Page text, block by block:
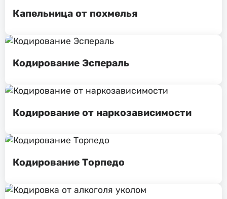
Капельница от похмелья
Кодирование Эспераль
Кодирование от наркозависимости
Кодирование Торпедо